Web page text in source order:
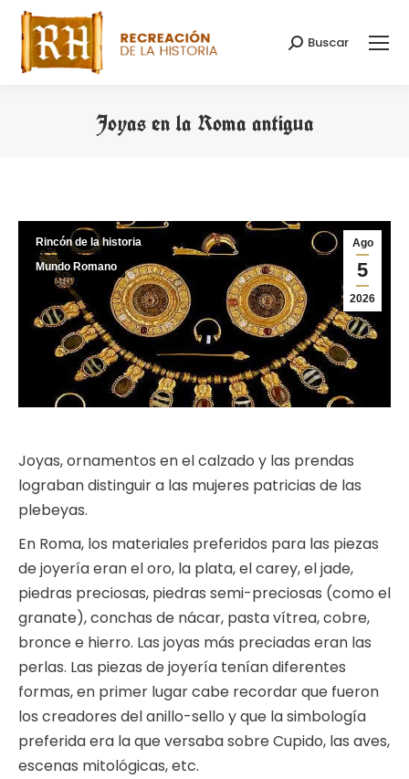
Buscar:
Buscar
Joyas en la Roma antigua
Ago
5
2026
Rincón de la historia
Mundo Romano
Joyas, ornamentos en el calzado y las prendas
lograban distinguir a las mujeres patricias de las
plebeyas.
En Roma, los materiales preferidos para las piezas
de joyería eran el oro, la plata, el carey, el jade,
piedras preciosas, piedras semi-preciosas (como el
granate), conchas de nácar, pasta vítrea, cobre,
bronce e hierro. Las joyas más preciadas eran las
perlas. Las piezas de joyería tenían diferentes
formas, en primer lugar cabe recordar que fueron
los creadores del anillo-sello y que la simbología
preferida era la que versaba sobre Cupido, las aves,
escenas mitológicas, etc.